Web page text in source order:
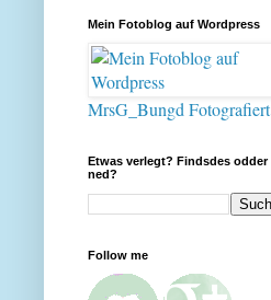
Mein Fotoblog auf Wordpress
MrsG_Bungd Fotografiert
Etwas verlegt? Findsdes odder
ned?
Follow me